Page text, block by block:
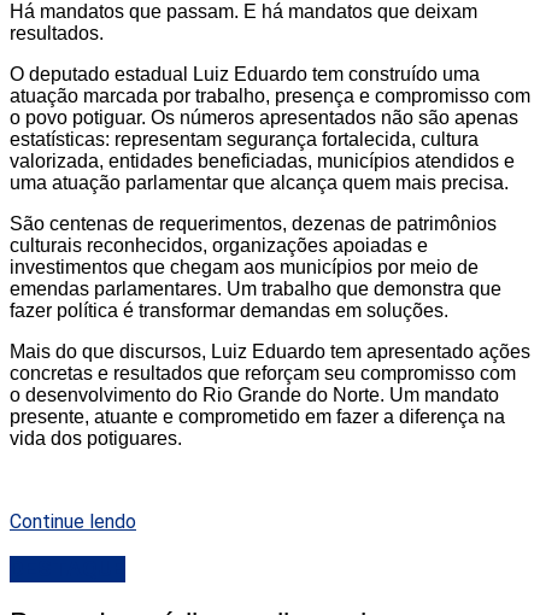
Há mandatos que passam. E há mandatos que deixam
resultados.
O deputado estadual Luiz Eduardo tem construído uma
atuação marcada por trabalho, presença e compromisso com
o povo potiguar. Os números apresentados não são apenas
estatísticas: representam segurança fortalecida, cultura
valorizada, entidades beneficiadas, municípios atendidos e
uma atuação parlamentar que alcança quem mais precisa.
São centenas de requerimentos, dezenas de patrimônios
culturais reconhecidos, organizações apoiadas e
investimentos que chegam aos municípios por meio de
emendas parlamentares. Um trabalho que demonstra que
fazer política é transformar demandas em soluções.
Mais do que discursos, Luiz Eduardo tem apresentado ações
concretas e resultados que reforçam seu compromisso com
o desenvolvimento do Rio Grande do Norte. Um mandato
presente, atuante e comprometido em fazer a diferença na
vida dos potiguares.
Continue lendo